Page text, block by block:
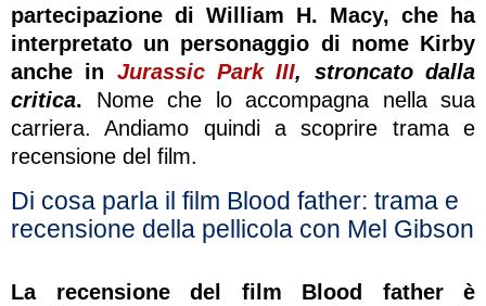
partecipazione di William H. Macy, che ha
interpretato un personaggio di nome Kirby
anche in Jurassic Park III, stroncato dalla
critica. Nome che lo accompagna nella sua
carriera. Andiamo quindi a scoprire trama e
recensione del film.
Di cosa parla il film Blood father: trama e
recensione della pellicola con Mel Gibson
La recensione del film Blood father è